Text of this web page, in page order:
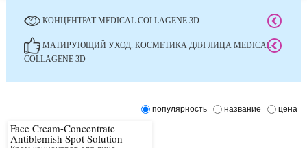
КОНЦЕНТРАТ MEDICAL COLLAGENE 3D
МАТИРУЮЩИЙ УХОД. КОСМЕТИКА ДЛЯ ЛИЦА MEDICAL
COLLAGENE 3D
популярность название цена
Face Cream-Concentrate
Antiblemish Spot Solution